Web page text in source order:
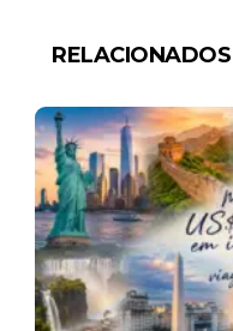
RELACIONADOS